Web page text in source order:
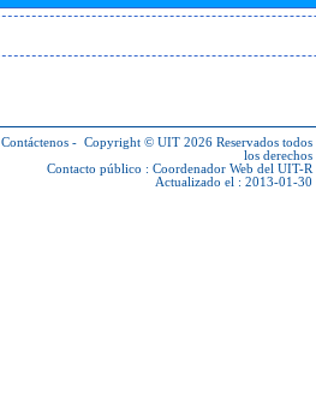
Contáctenos - Copyright © UIT 2026 Reservados todos
los derechos
Contacto público : Coordenador Web del UIT-R
Actualizado el : 2013-01-30